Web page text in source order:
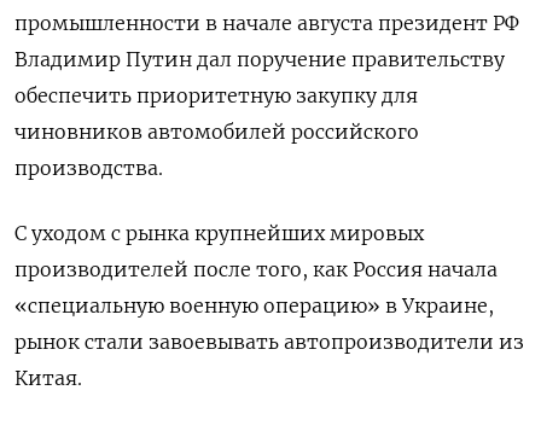
промышленности в начале августа президент РФ
Владимир Путин дал поручение правительству
обеспечить приоритетную закупку для
чиновников автомобилей российского
производства.
С уходом с рынка крупнейших мировых
производителей после того, как Россия начала
«специальную военную операцию» в Украине,
рынок стали завоевывать автопроизводители из
Китая.